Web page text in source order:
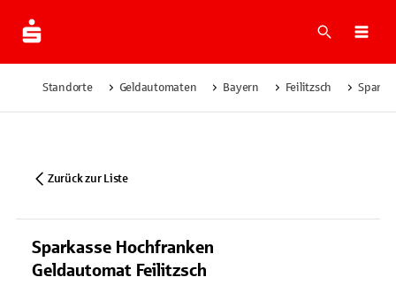
Suche
Standorte Geldautomaten Bayern Feilitzsch
Zurück zur Liste
Sparkasse Hochfranken
Geldautomat Feilitzsch